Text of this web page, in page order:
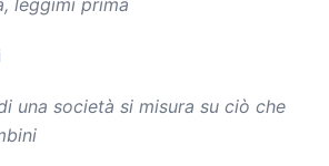
una società si misura su ciò che